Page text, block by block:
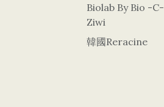
Biolab By Bio -c-
Ziwi
韓國Reracine